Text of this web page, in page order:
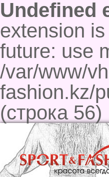
Undefined
extension
future: use
/var/www/
fashion.kz/
(строка 56)